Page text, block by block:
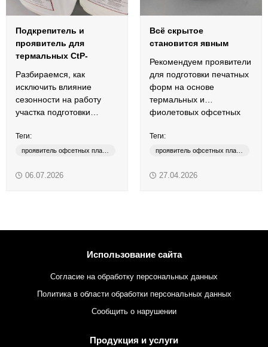
Подкрепитель и
проявитель для
термальных СtP-
Разбираемся, как
исключить влияние
сезонности на работу
участка подготовки
форм.
Теги:
CTP DEVELOPER
06.07.2026
Всё скрытое
становится явным
Рекомендуем проявители
для подготовки печатных
форм на основе
термальных и
фиолетовых офсетных
Теги:
фиолетовые пластины
27.04.2026
Использование сайта
Согласие на обработку персональных данных
Политика в области обработки персональных данных
Сообщить о нарушении
Продукция и услуги